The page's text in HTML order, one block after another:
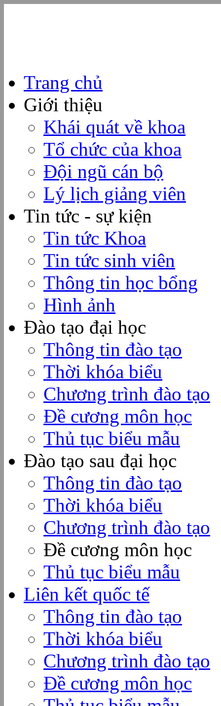
Trang chủ
Giới thiệu
Khái quát về khoa
Tổ chức của khoa
Đội ngũ cán bộ
Lý lịch giảng viên
Tin tức - sự kiện
Tin tức Khoa
Tin tức sinh viên
Thông tin học bổng
Hình ảnh
Đào tạo đại học
Thông tin đào tạo
Thời khóa biểu
Chương trình đào tạo
Đề cương môn học
Thủ tục biểu mẫu
Đào tạo sau đại học
Thông tin đào tạo
Thời khóa biểu
Chương trình đào tạo
Đề cương môn học
Thủ tục biểu mẫu
Liên kết quốc tế
Thông tin đào tạo
Thời khóa biểu
Chương trình đào tạo
Đề cương môn học